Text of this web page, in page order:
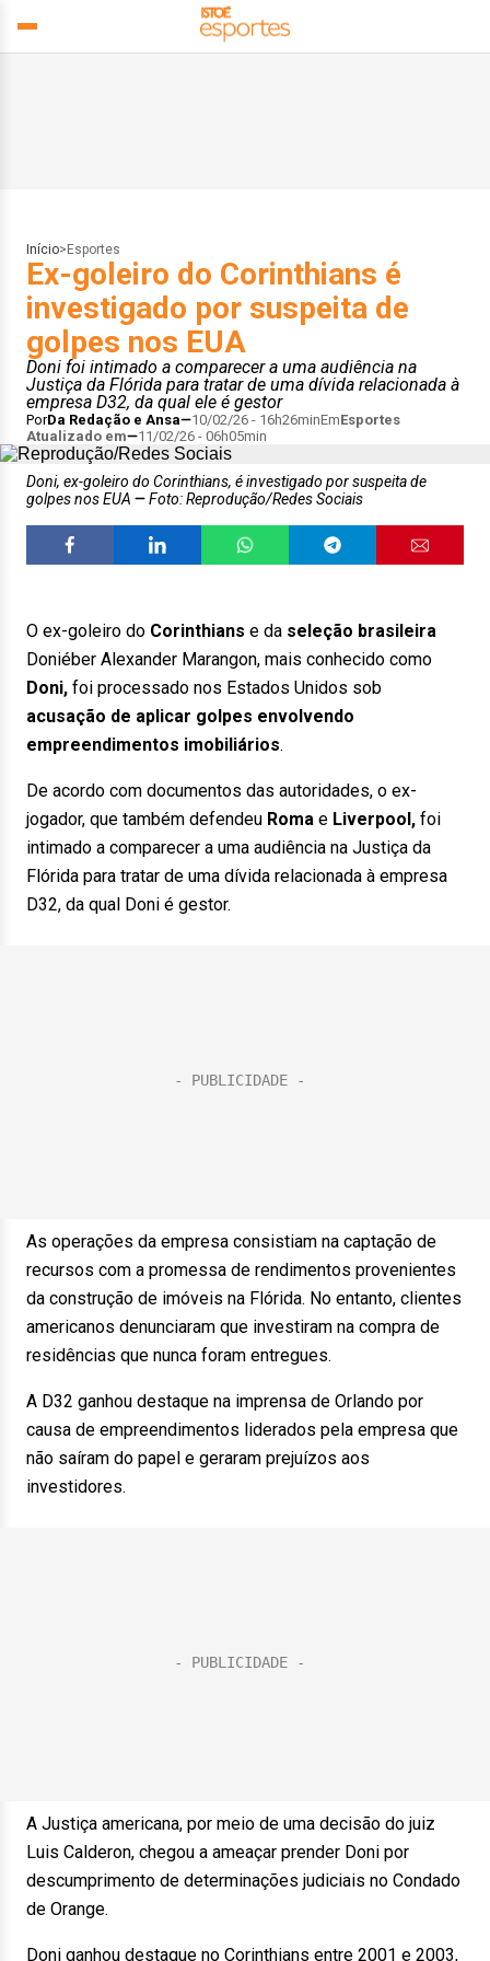
Início> Esportes
Ex-goleiro do Corinthians é
investigado por suspeita de
golpes nos EUA
Doni foi intimado a comparecer a uma audiência na
Justiça da Flórida para tratar de uma dívida relacionada à
empresa D32, da qual ele é gestor
PorDa Redação e Ansa 10/02/26 - 16h26minEmEsportes
Atualizado em
11/02/26 - 06h05min
Doni, ex-goleiro do Corinthians, é investigado por suspeita de
golpes nos EUA
Foto: Reprodução/Redes Sociais
O ex-goleiro do Corinthians e da seleção brasileira
Doniéber Alexander Marangon, mais conhecido como
Doni, foi processado nos Estados Unidos sob
acusação de aplicar golpes envolvendo
empreendimentos imobiliários.
De acordo com documentos das autoridades, o ex-
jogador, que também defendeu Roma e Liverpool, foi
intimado a comparecer a uma audiência na Justiça da
Flórida para tratar de uma dívida relacionada à empresa
D32, da qual Doni é gestor.
As operações da empresa consistiam na captação de
recursos com a promessa de rendimentos provenientes
da construção de imóveis na Flórida. No entanto, clientes
americanos denunciaram que investiram na compra de
residências que nunca foram entregues.
A D32 ganhou destaque na imprensa de Orlando por
causa de empreendimentos liderados pela empresa que
não saíram do papel e geraram prejuízos aos
investidores.
A Justiça americana, por meio de uma decisão do juiz
Luis Calderon, chegou a ameaçar prender Doni por
descumprimento de determinações judiciais no Condado
de Orange.
Doni ganhou destaque no Corinthians entre 2001 e 2003,